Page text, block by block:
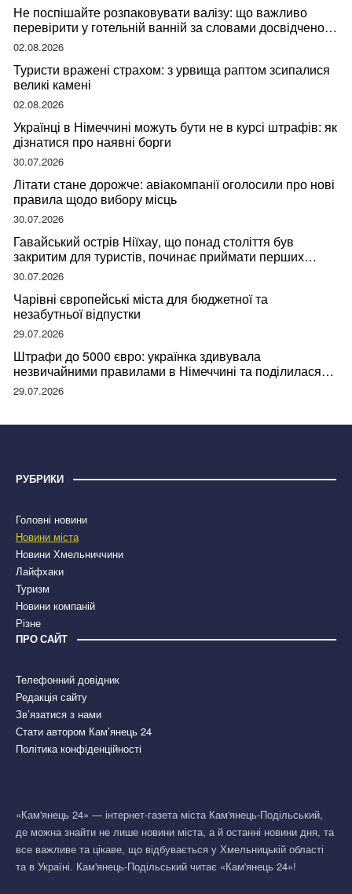
Не поспішайте розпаковувати валізу: що важливо
перевірити у готельній ванній за словами досвідченої
мандрівниці
02.08.2026
Туристи вражені страхом: з урвища раптом зсипалися
великі камені
02.08.2026
Українці в Німеччині можуть бути не в курсі штрафів: як
дізнатися про наявні борги
30.07.2026
Літати стане дорожче: авіакомпанії оголосили про нові
правила щодо вибору місць
30.07.2026
Гавайський острів Ніїхау, що понад століття був
закритим для туристів, починає приймати перших
відвідувачів
30.07.2026
Чарівні європейські міста для бюджетної та
незабутньої відпустки
29.07.2026
Штрафи до 5000 євро: українка здивувала
незвичайними правилами в Німеччині та поділилася
правдою
29.07.2026
РУБРИКИ
Головні новини
Новини міста
Новини Хмельниччини
Лайфхаки
Туризм
Новини компаній
Різне
ПРО САЙТ
Телефонний довідник
Редакція сайту
Зв’язатися з нами
Стати автором Кам’янець 24
Політика конфіденційності
«Кам'янець 24» — інтернет-газета міста Кам'янець-Подільський,
де можна знайти не лише новини міста, а й останні новини дня, та
все важливе та цікаве, що відбувається у Хмельницькій області
та в Україні. Кам'янець-Подільський читає «Кам'янець 24»!